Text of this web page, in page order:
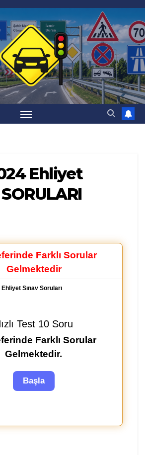
Ehliyet
Farklı Sorular
Gelmektedir
Ehliyet Sınav Soruları
Test 10 Soru
Farklı Sorular
Gelmektedir.